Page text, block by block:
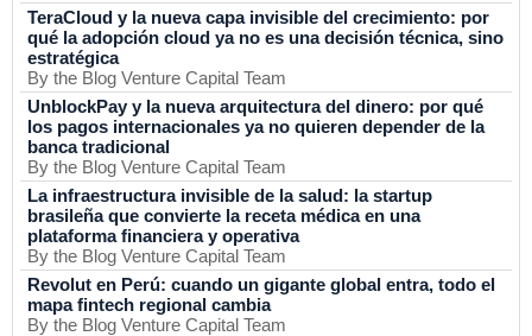
TeraCloud y la nueva capa invisible del crecimiento: por
qué la adopción cloud ya no es una decisión técnica, sino
estratégica
By the Blog Venture Capital Team
UnblockPay y la nueva arquitectura del dinero: por qué
los pagos internacionales ya no quieren depender de la
banca tradicional
By the Blog Venture Capital Team
La infraestructura invisible de la salud: la startup
brasileña que convierte la receta médica en una
plataforma financiera y operativa
By the Blog Venture Capital Team
Revolut en Perú: cuando un gigante global entra, todo el
mapa fintech regional cambia
By the Blog Venture Capital Team